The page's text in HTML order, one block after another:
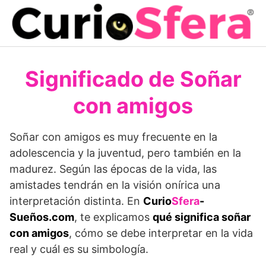
Saltar
contenido
Significado de Soñar
con amigos
Soñar con amigos es muy frecuente en la
adolescencia y la juventud, pero también en la
madurez. Según las épocas de la vida, las
amistades tendrán en la visión onírica una
interpretación distinta. En CurioSfera-
Sueños.com, te explicamos qué significa soñar
con amigos, cómo se debe interpretar en la vida
real y cuál es su simbología.